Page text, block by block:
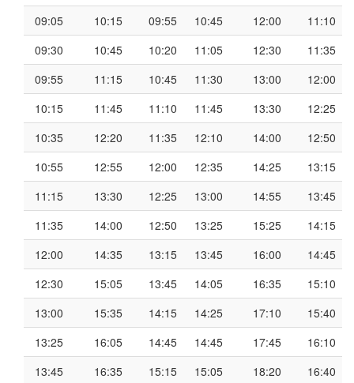
09:05
10:15 09:55 10:45 12:00
11:10
09:30
10:45 10:20 11:05 12:30
11:35
09:55
11:15 10:45 11:30 13:00
12:00
10:15
11:45 11:10 11:45 13:30
12:25
10:35
12:20 11:35 12:10 14:00
12:50
10:55
12:55 12:00 12:35 14:25
13:15
11:15
13:30 12:25 13:00 14:55
13:45
11:35
14:00 12:50 13:25 15:25
14:15
12:00
14:35 13:15 13:45 16:00
14:45
12:30
15:05 13:45 14:05 16:35
15:10
13:00
15:35 14:15 14:25 17:10
15:40
13:25
16:05 14:45 14:45 17:45
16:10
13:45
16:35 15:15 15:05 18:20
16:40